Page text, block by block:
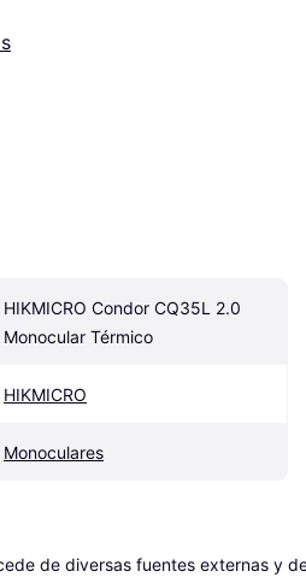
HIKMICRO Condor CQ35L 2.0
Monocular Térmico
HIKMICRO
Monoculares
de diversas fuentes externas y